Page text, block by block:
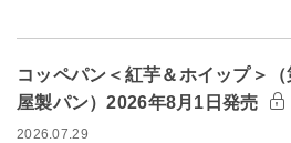
コッペパン＜紅芋＆ホイップ＞（
屋製パン）2026年8月1日発売
2026.07.29